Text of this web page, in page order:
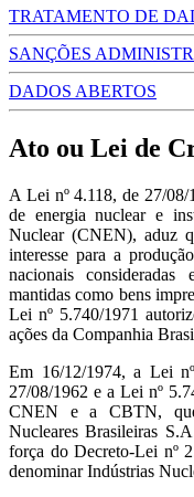
TRATAMENTO DE
SANÇÕES
DADOS ABERTOS
Ato ou Lei de
A Lei nº 4.118, de 27/
de energia nuclear e
Nuclear (CNEN), aduz
interesse para a
nacionais
mantidas como bens
Lei nº 5.740/1971
ações da Companhia
Em 16/12/1974, a Lei
27/08/1962 e a Lei nº
CNEN e a CBTN, que
Nucleares Brasileiras
força do Decreto-Lei nº
denominar Indústrias